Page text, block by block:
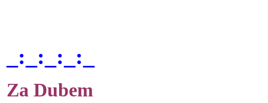
_:_:_:_:_
Za Dubem